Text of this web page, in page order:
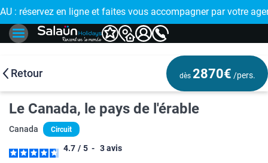
: réservez en ligne et faites vous accompagner par votre 🤩
Retour dès 2870€ /pers.
Le Canada, le pays de l'érable
Canada Circuit
4.7 / 5 - 3avis